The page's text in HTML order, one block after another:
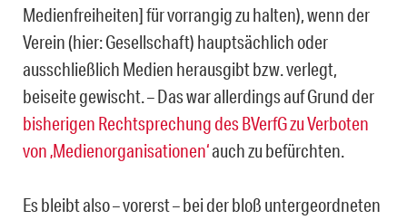
Medienfreiheiten] für vorrangig zu halten), wenn der
Verein (hier: Gesellschaft) hauptsächlich oder
ausschließlich Medien herausgibt bzw. verlegt,
beiseite gewischt. – Das war allerdings auf Grund der
bisherigen Rechtsprechung des BVerfG zu Verboten
von ‚Medienorganisationen‘auch zu befürchten.
Es bleibt also – vorerst – bei der bloß untergeordneten